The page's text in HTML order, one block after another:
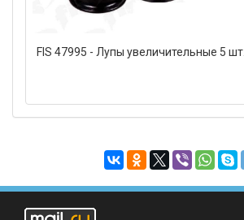
FIS 47995 - Лупы увеличительные 5 шт.